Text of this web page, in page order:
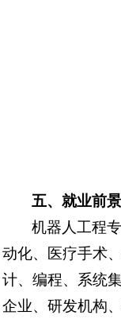
五、就业前景
机器人工程
动化、医疗手术
计、编程、系统
企业、研发机构